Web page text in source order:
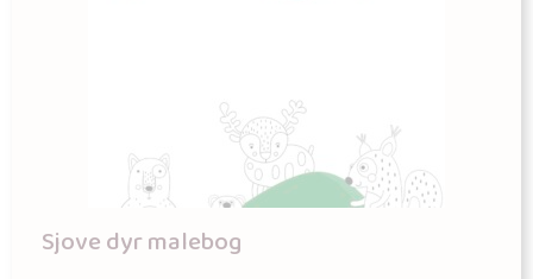
Sjove dyr malebog